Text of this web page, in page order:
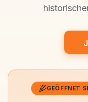
GEÖFFNET